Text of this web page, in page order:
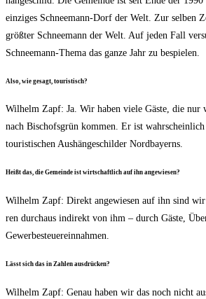
ein­zi­ges Schnee­mann-Dorf der Welt. Zur sel­ben
größ­ter Schnee­mann der Welt. Auf jeden Fall
Schnee­mann-The­ma das gan­ze Jahr zu bespielen.
Also, wie gesagt, touristisch?
Wil­helm Zapf: Ja. Wir haben vie­le Gäs­te, die nur
nach Bischofs­grün kom­men. Er ist
tou­ris­ti­schen Aus­hän­ge­schil­der Nordbayerns.
Heißt das, die Gemein­de ist wirt­schaft­lich auf ihn angewiesen?
Wil­helm Zapf: Direkt ange­wie­sen auf ihn sind
ren durch­aus indi­rekt von ihm – durch Gäs­te,
Gewerbesteuereinnahmen.
Lässt sich das in Zah­len ausdrücken?
Wil­helm Zapf: Genau haben wir das noch nicht